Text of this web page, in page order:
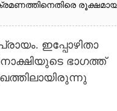
ഇപ്പോഴിതാ
ഭാഗത്ത്